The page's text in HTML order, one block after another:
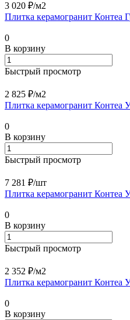
3 020 ₽/м2
Плитка керамогранит Контеа
0
В корзину
Быстрый просмотр
2 825 ₽/м2
Плитка керамогранит Контеа
0
В корзину
Быстрый просмотр
7 281 ₽/шт
Плитка керамогранит Контеа
0
В корзину
Быстрый просмотр
2 352 ₽/м2
Плитка керамогранит Контеа
0
В корзину